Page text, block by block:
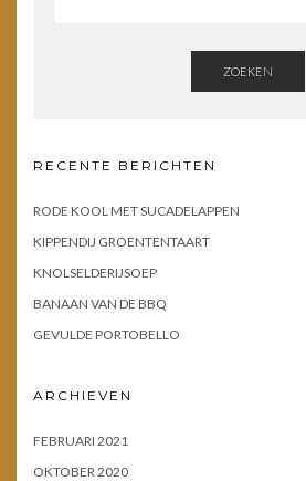
ZOEKEN
RECENTE BERICHTEN
RODE KOOL MET SUCADELAPPEN
KIPPENDIJ GROENTENTAART
KNOLSELDERIJSOEP
BANAAN VAN DE BBQ
GEVULDE PORTOBELLO
ARCHIEVEN
FEBRUARI 2021
OKTOBER 2020